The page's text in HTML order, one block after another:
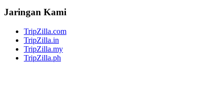
Jaringan Kami
TripZilla.com
TripZilla.in
TripZilla.my
TripZilla.ph